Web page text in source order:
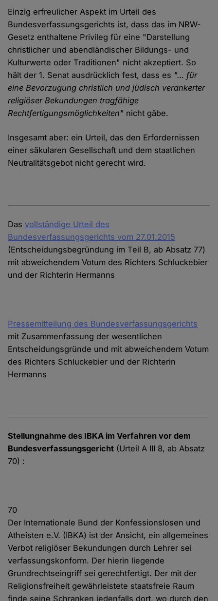
Einzig erfreulicher Aspekt im Urteil des
Bundesverfassungsgerichts ist, dass das im NRW-
Gesetz enthaltene Privileg für eine "Darstellung
christlicher und abendländischer Bildungs- und
Kulturwerte oder Traditionen" nicht akzeptiert. So
hält der 1. Senat ausdrücklich fest, dass es "… für
eine Bevorzugung christlich und jüdisch verankerter
religiöser Bekundungen tragfähige
Rechtfertigungsmöglichkeiten" nicht gäbe.
Insgesamt aber: ein Urteil, das den Erfordernissen
einer säkularen Gesellschaft und dem staatlichen
Neutralitätsgebot nicht gerecht wird.
Dasvollständige Urteil des
Bundesverfassungsgerichts vom 27.01.2015
(Entscheidungsbegründung im Teil B, ab Absatz 77)
mit abweichendem Votum des Richters Schluckebier
und der Richterin Hermanns
Pressemitteilung des Bundesverfassungsgerichts
mit Zusammenfassung der wesentlichen
Entscheidungsgründe und mit abweichendem Votum
des Richters Schluckebier und der Richterin
Hermanns
Stellungnahme des IBKA im Verfahren vor dem
Bundesverfassungsgericht (Urteil A III 8, ab Absatz
70) :
70
Der Internationale Bund der Konfessionslosen und
Atheisten e.V. (IBKA) ist der Ansicht, ein allgemeines
Verbot religiöser Bekundungen durch Lehrer sei
verfassungskonform. Der hierin liegende
Grundrechtseingriff sei gerechtfertigt. Der mit der
Religionsfreiheit gewährleistete staatsfreie Raum
finde seine Schranken jedenfalls dort, wo durch den